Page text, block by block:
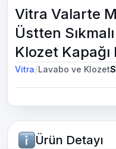
Vitra Valarte
Üstten
Klozet Kapağı
Vitra/Lavabo ve Klozet
Ürün Detayı